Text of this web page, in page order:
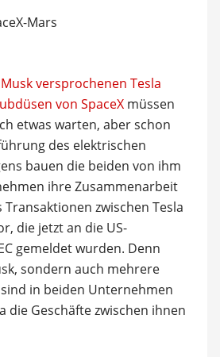
versprochenen Tesla
von SpaceXmüssen
etwas warten, aber schon
des elektrischen
bauen die beiden von ihm
ihre Zusammenarbeit
Transaktionen zwischen Tesla
die jetzt an die US-
gemeldet wurden. Denn
sondern auch mehrere
in beiden Unternehmen
die Geschäfte zwischen ihnen